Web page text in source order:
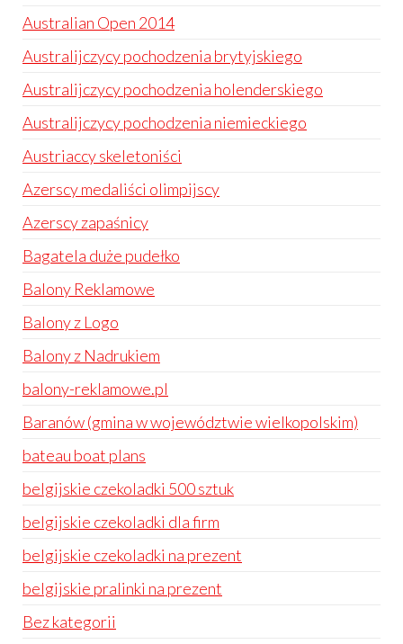
Australian Open 2014
Australijczycy pochodzenia brytyjskiego
Australijczycy pochodzenia holenderskiego
Australijczycy pochodzenia niemieckiego
Austriaccy skeletoniści
Azerscy medaliści olimpijscy
Azerscy zapaśnicy
Bagatela duże pudełko
Balony Reklamowe
Balony z Logo
Balony z Nadrukiem
balony-reklamowe.pl
Baranów (gmina w województwie wielkopolskim)
bateau boat plans
belgijskie czekoladki 500 sztuk
belgijskie czekoladki dla firm
belgijskie czekoladki na prezent
belgijskie pralinki na prezent
Bez kategorii